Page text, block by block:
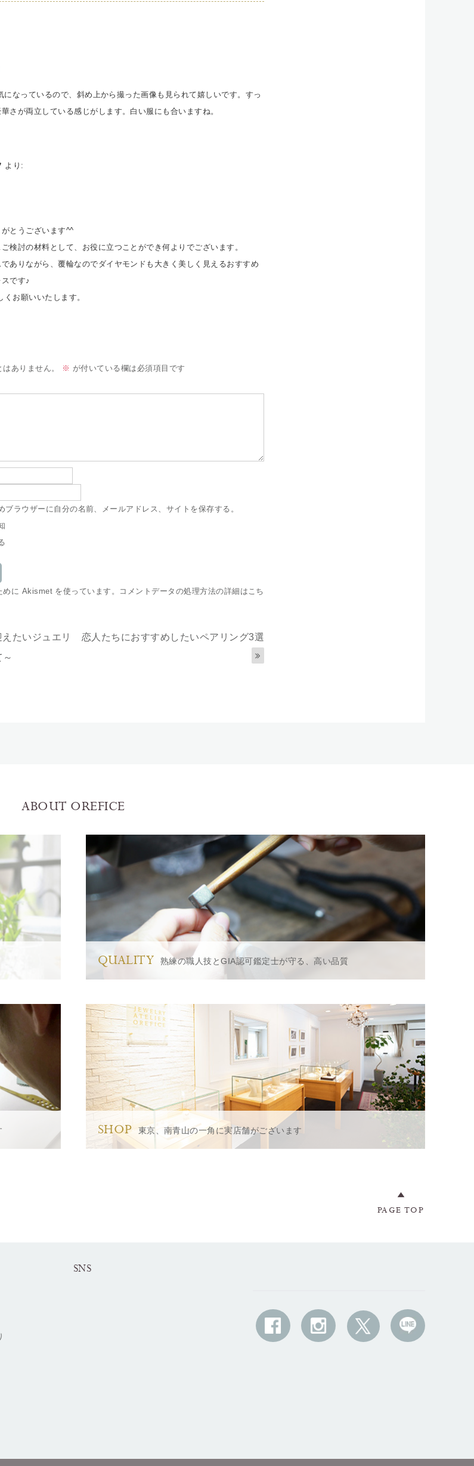
なっているので、斜め上から撮った画像も見られて嬉しいです。すっ
さが両立している感じがします。白い服にも合いますね。
より:
とうございます^^
ご検討の材料として、お役に立つことができ何よりでございます。
ありながら、覆輪なのでダイヤモンドも大きく美しく見えるおすすめ
です♪
お願いいたします。
ありません。
※ が付いている欄は必須項目です
ブラウザーに自分の名前、メールアドレス、サイトを保存する。
に Akismet を使っています。
コメントデータの処理方法の詳細はこち
たいジュエリ
恋人たちにおすすめしたいペアリング3選
ABOUT OREFICE
QUALITY 熟練の職人技とGIA認可鑑定士が守る、高い品質
SHOP 東京、南青山の一角に実店舗がございます
PAGE TOP
SNS